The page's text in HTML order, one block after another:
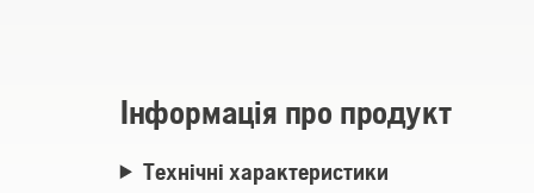
Інформація про продукт
Технічні характеристики